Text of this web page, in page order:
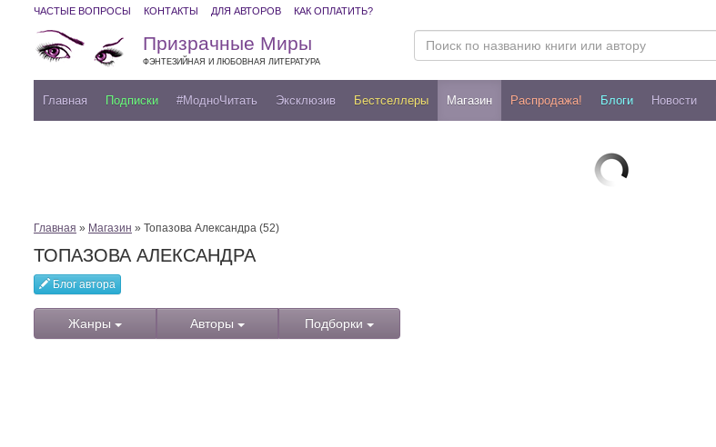
ЧАСТЫЕ ВОПРОСЫ КОНТАКТЫ ДЛЯ АВТОРОВ КАК ОПЛАТИТЬ?
Призрачные Миры
ФЭНТЕЗИЙНАЯ И ЛЮБОВНАЯ ЛИТЕРАТУРА
Главная Подписки #МодноЧитать Эксклюзив Бестселлеры Магазин Распродажа! Блоги Новости
Главная » Магазин » Топазова Александра (52)
ТОПАЗОВА АЛЕКСАНДРА
Блог автора
Жанры Авторы Подборки